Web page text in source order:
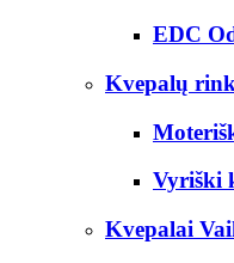
EDC
Kvepalų
Vyriški
Kvepalai